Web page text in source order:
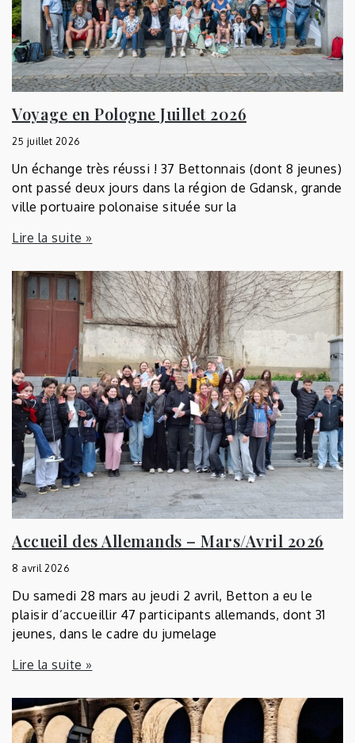
Voyage en Pologne Juillet 2026
25 juillet 2026
Un échange très réussi ! 37 Bettonnais (dont 8 jeunes)
ont passé deux jours dans la région de Gdansk, grande
ville portuaire polonaise située sur la
Lire la suite »
Accueil des Allemands – Mars/Avril 2026
8 avril 2026
Du samedi 28 mars au jeudi 2 avril, Betton a eu le
plaisir d’accueillir 47 participants allemands, dont 31
jeunes, dans le cadre du jumelage
Lire la suite »